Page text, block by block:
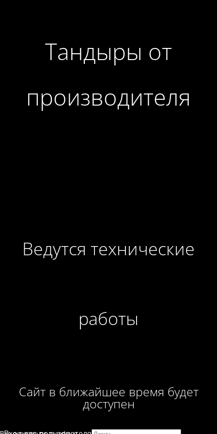
Тандыры от
производителя
Ведутся технические
работы
Сайт в ближайшее время будет
доступен